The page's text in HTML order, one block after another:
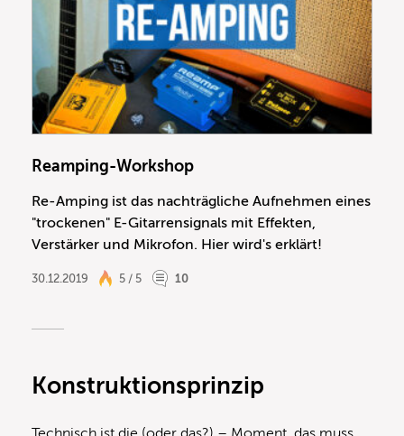
Reamping-Workshop
Re-Amping ist das nachträgliche Aufnehmen eines
"trockenen" E-Gitarrensignals mit Effekten,
Verstärker und Mikrofon. Hier wird's erklärt!
30.12.2019 5 / 5 10
Konstruktionsprinzip